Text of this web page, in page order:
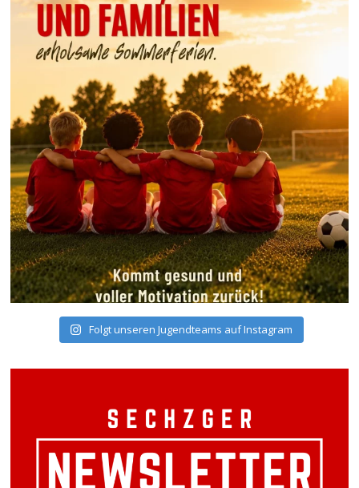
Folgt unseren Jugendteams auf Instagram